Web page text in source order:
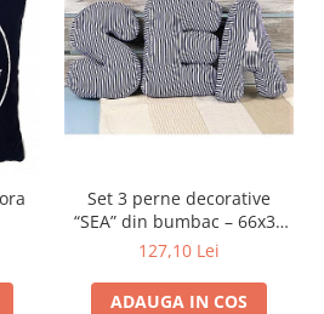
Set 3 perne decorative
“SEA” din bumbac – 66x30
cm (set complet)
127,10 Lei
ADAUGA IN COS